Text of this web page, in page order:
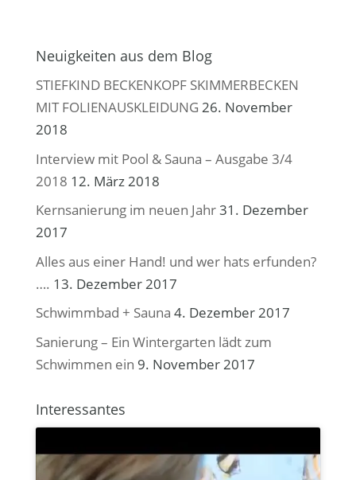
Neuigkeiten aus dem Blog
STIEFKIND BECKENKOPF SKIMMERBECKEN
MIT FOLIENAUSKLEIDUNG 26. November
2018
Interview mit Pool & Sauna – Ausgabe 3/4
2018 12. März 2018
Kernsanierung im neuen Jahr31. Dezember
2017
Alles aus einer Hand! und wer hats erfunden?
…. 13. Dezember 2017
Schwimmbad + Sauna 4. Dezember 2017
Sanierung – Ein Wintergarten lädt zum
Schwimmen ein 9. November 2017
Interessantes